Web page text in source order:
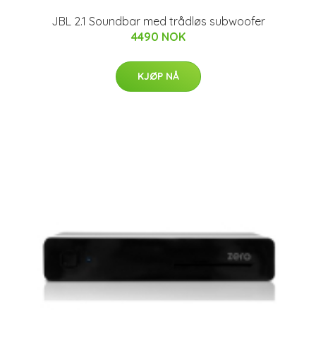
JBL 2.1 Soundbar med trådløs subwoofer
4490 NOK
KJØP NÅ